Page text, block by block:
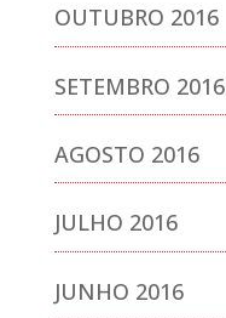
OUTUBRO 2016
SETEMBRO 2016
AGOSTO 2016
JULHO 2016
JUNHO 2016